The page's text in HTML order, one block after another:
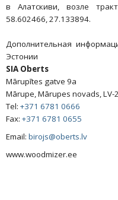
в Алатскиви, возле
58.602466, 27.133894.
Дополнительная
Эстонии
SIA Oberts
Mārupītes gatve 9a
Mārupe, Mārupes novads, LV-
Tel: +371 6781 0666
Fax: +371 6781 0655
Email: birojs@oberts.lv
www.woodmizer.ee